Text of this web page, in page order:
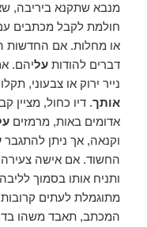
מנבא שתקנא ביריבה,
חולמת לקבל מכתבים
או מחלות. אם החדשות
דברים להודותעליהם.
נייר ירוק או צבעוני,
אותך. דיו כחול, מציין
אדומים באות, מרמזים
וקנאה, אך ניתן להתגבר
החשוד. אם אישה
ותניח אותו בסמוך
מתוגמלת לעתים
המכתב, תאבד משהו